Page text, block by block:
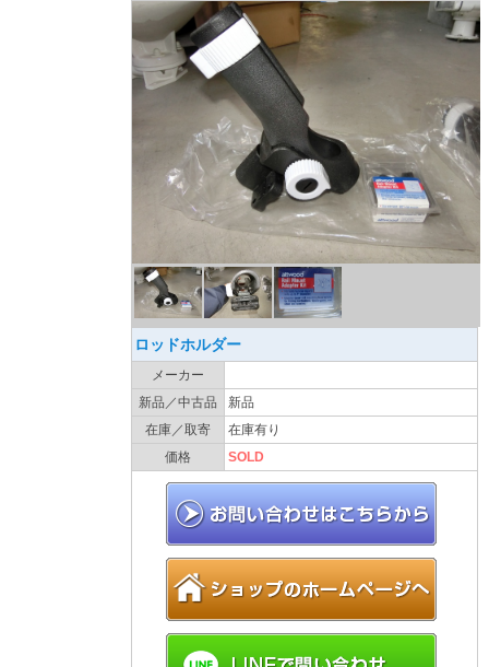
ロッドホルダー
メーカー
新品／中古品
新品
在庫／取寄
在庫有り
価格
SOLD